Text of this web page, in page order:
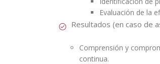
Evaluación de la
Resultados (en caso de
Comprensión y
continua.